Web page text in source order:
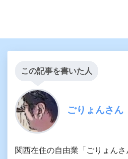
この記事を書いた人
ごりょんさん
関西在住の自由業「ごりょん